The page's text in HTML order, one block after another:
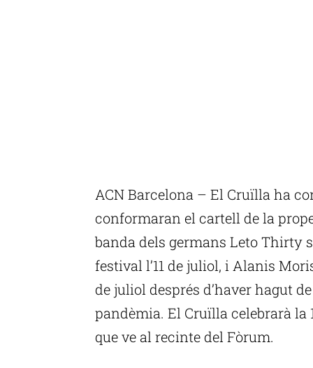
ACN Barcelona – El Cruïlla ha
conformaran el cartell de la
banda dels germans Leto Thirty
festival l’11 de juliol, i Alanis
de juliol després d’haver hagut
pandèmia. El Cruïlla celebrarà la
que ve al recinte del Fòrum.